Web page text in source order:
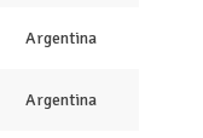
Argentina
Argentina